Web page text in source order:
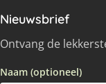
Nieuwsbrief
Ontvang de
Naam (optioneel)